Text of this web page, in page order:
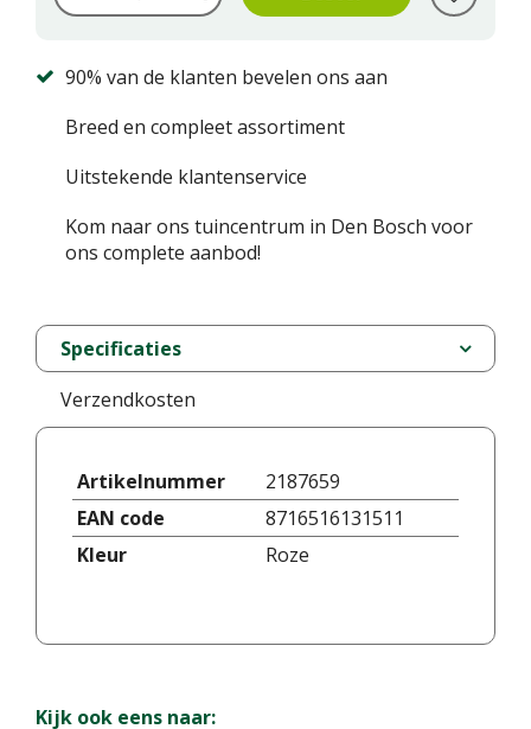
90% van de klanten bevelen ons aan
Breed en compleet assortiment
Uitstekende klantenservice
Kom naar ons tuincentrum in Den Bosch voor
ons complete aanbod!
Specificaties
Verzendkosten
Artikelnummer
2187659
EAN code
8716516131511
Kleur
Roze
Kijk ook eens naar: